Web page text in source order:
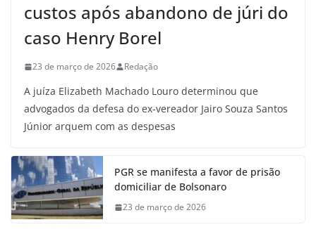
custos após abandono de júri do
caso Henry Borel
23 de março de 2026 Redação
A juíza Elizabeth Machado Louro determinou que
advogados da defesa do ex-vereador Jairo Souza Santos
Júnior arquem com as despesas
PGR se manifesta a favor de prisão
domiciliar de Bolsonaro
23 de março de 2026